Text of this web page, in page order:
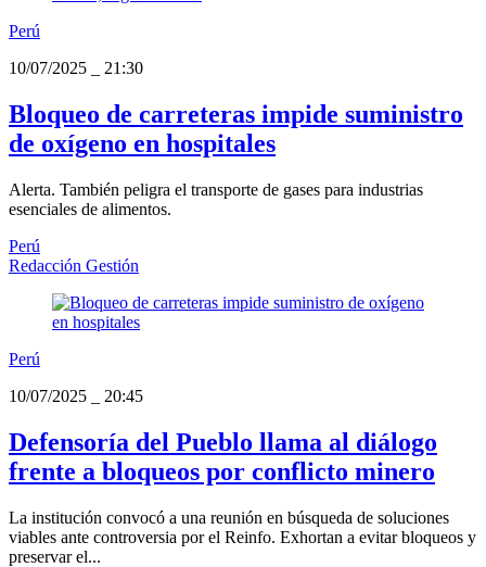
Perú
10/07/2025
21:30
Bloqueo de carreteras impide suministro
de oxígeno en hospitales
Alerta. También peligra el transporte de gases para industrias
esenciales de alimentos.
Perú
Redacción Gestión
Perú
10/07/2025
20:45
Defensoría del Pueblo llama al diálogo
frente a bloqueos por conflicto minero
La institución convocó a una reunión en búsqueda de soluciones
viables ante controversia por el Reinfo. Exhortan a evitar bloqueos y
preservar el...